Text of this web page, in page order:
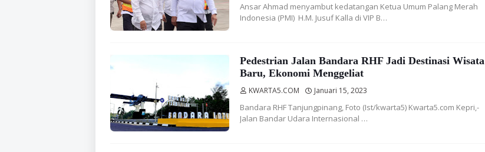
Ansar Ahmad menyambut kedatangan Ketua Umum Palang Merah
Indonesia (PMI) H.M. Jusuf Kalla di VIP B…
Pedestrian Jalan Bandara RHF Jadi Destinasi Wisata
Baru, Ekonomi Menggeliat
KWARTA5.COM Januari 15, 2023
Bandara RHF Tanjungpinang, Foto (Ist/kwarta5) Kwarta5.com Kepri,-
Jalan Bandar Udara Internasional …